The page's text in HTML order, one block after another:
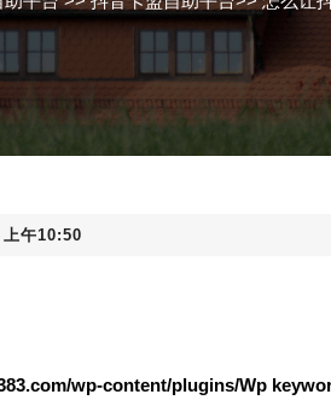
上午10:50
wp-content/plugins/Wp